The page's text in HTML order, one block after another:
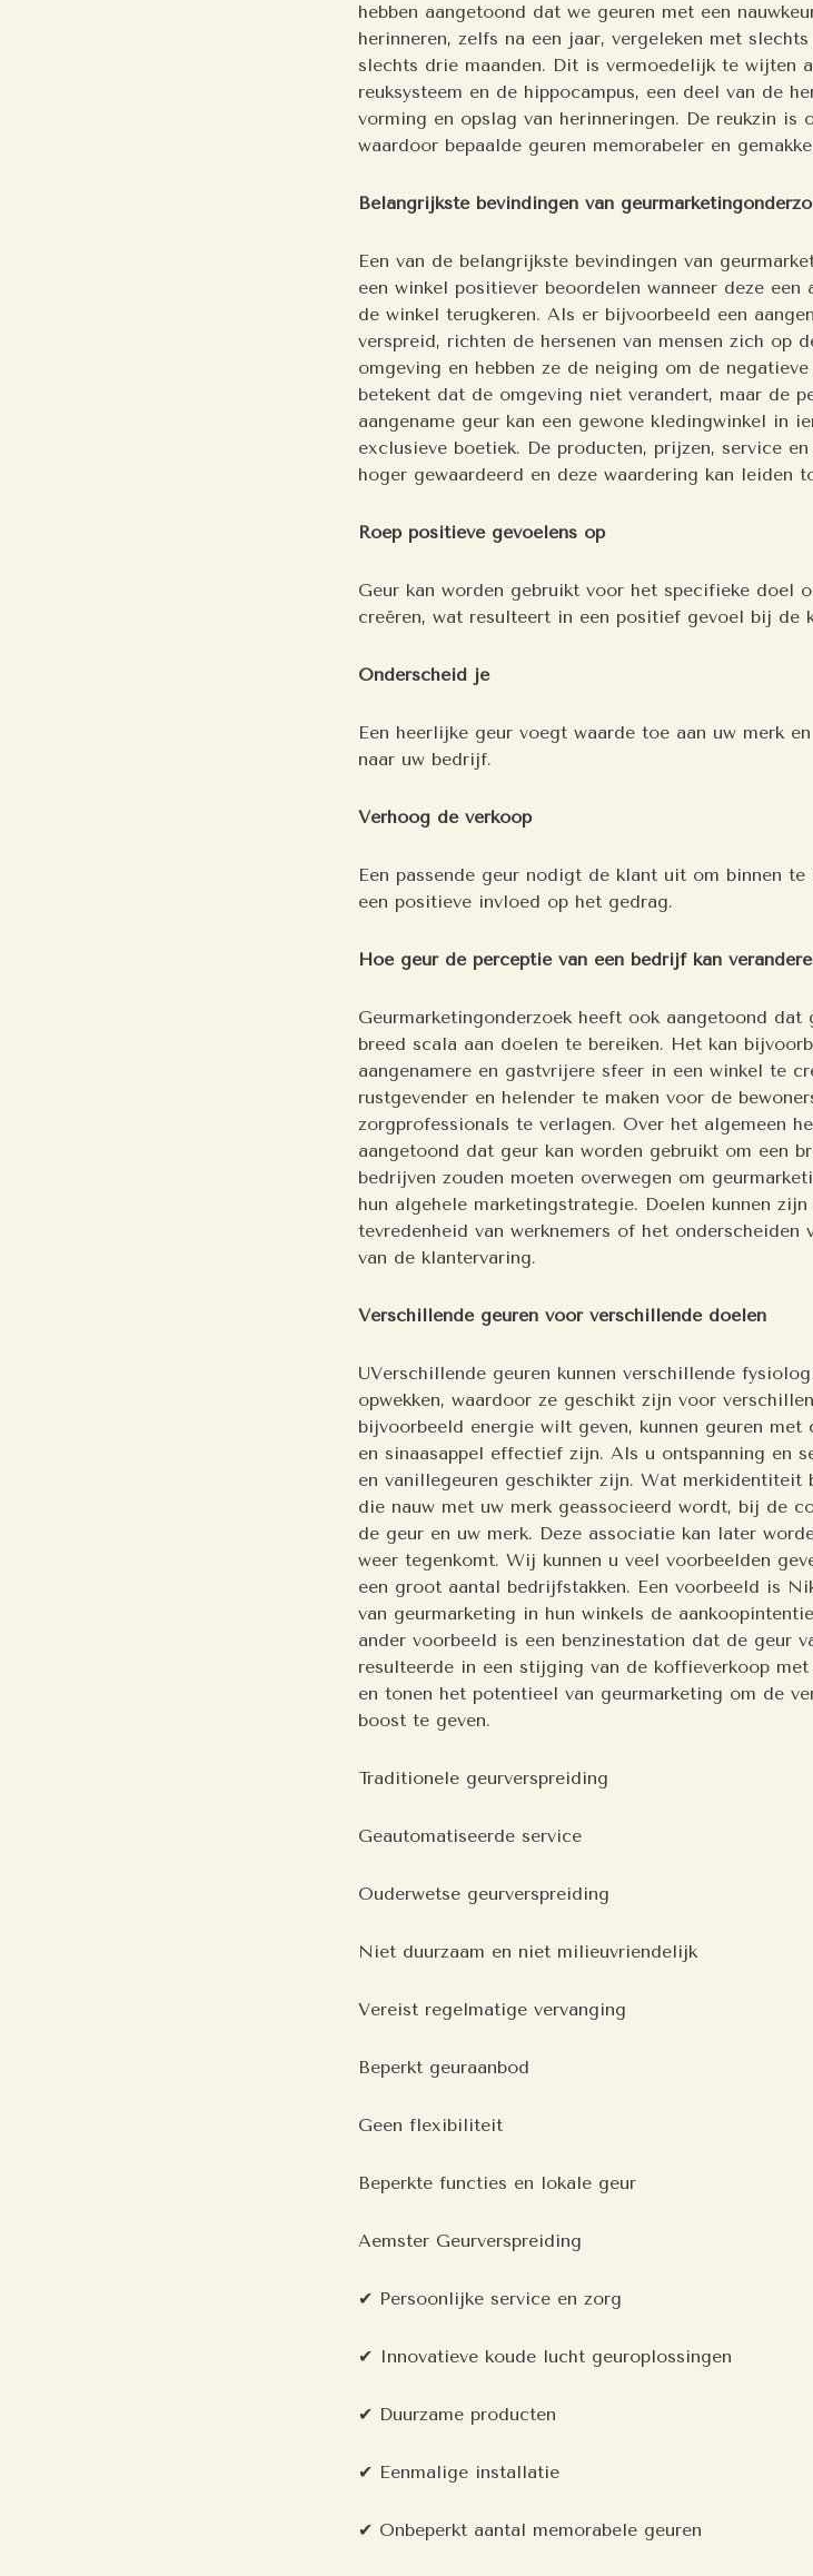
hebben aangetoond dat we geuren met een
herinneren, zelfs na een jaar, vergeleken met
slechts drie maanden. Dit is vermoedelijk te wijten
reuksysteem en de hippocampus, een deel van de
vorming en opslag van herinneringen. De reukzin is
waardoor bepaalde geuren memorabeler en
Belangrijkste bevindingen van
Een van de belangrijkste bevindingen van
een winkel positiever beoordelen wanneer deze een
de winkel terugkeren. Als er bijvoorbeeld een
verspreid, richten de hersenen van mensen zich op
omgeving en hebben ze de neiging om de
betekent dat de omgeving niet verandert, maar de
aangename geur kan een gewone kledingwinkel in
exclusieve boetiek. De producten, prijzen, service
hoger gewaardeerd en deze waardering kan leiden
Roep positieve gevoelens op
Geur kan worden gebruikt voor het specifieke doel
creëren, wat resulteert in een positief gevoel bij de
Onderscheid je
Een heerlijke geur voegt waarde toe aan uw merk
naar uw bedrijf.
Verhoog de verkoop
Een passende geur nodigt de klant uit om binnen
een positieve invloed op het gedrag.
Hoe geur de perceptie van een bedrijf kan
Geurmarketingonderzoek heeft ook aangetoond dat
breed scala aan doelen te bereiken. Het kan
aangenamere en gastvrijere sfeer in een winkel te
rustgevender en helender te maken voor de
zorgprofessionals te verlagen. Over het algemeen
aangetoond dat geur kan worden gebruikt om een
bedrijven zouden moeten overwegen om
hun algehele marketingstrategie. Doelen kunnen
tevredenheid van werknemers of het onderscheiden
van de klantervaring.
Verschillende geuren voor verschillende doelen
UVerschillende geuren kunnen verschillende
opwekken, waardoor ze geschikt zijn voor
bijvoorbeeld energie wilt geven, kunnen geuren
en sinaasappel effectief zijn. Als u ontspanning en
en vanillegeuren geschikter zijn. Wat merkidentiteit
die nauw met uw merk geassocieerd wordt, bij de
de geur en uw merk. Deze associatie kan later
weer tegenkomt. Wij kunnen u veel voorbeelden
een groot aantal bedrijfstakken. Een voorbeeld is
van geurmarketing in hun winkels de
ander voorbeeld is een benzinestation dat de geur
resulteerde in een stijging van de koffieverkoop
en tonen het potentieel van geurmarketing om de
boost te geven.
Traditionele geurverspreiding
Geautomatiseerde service
Ouderwetse geurverspreiding
Niet duurzaam en niet milieuvriendelijk
Vereist regelmatige vervanging
Beperkt geuraanbod
Geen flexibiliteit
Beperkte functies en lokale geur
Aemster Geurverspreiding
✔ Persoonlijke service en zorg
✔ Innovatieve koude lucht geuroplossingen
✔ Duurzame producten
✔ Eenmalige installatie
✔ Onbeperkt aantal memorabele geuren